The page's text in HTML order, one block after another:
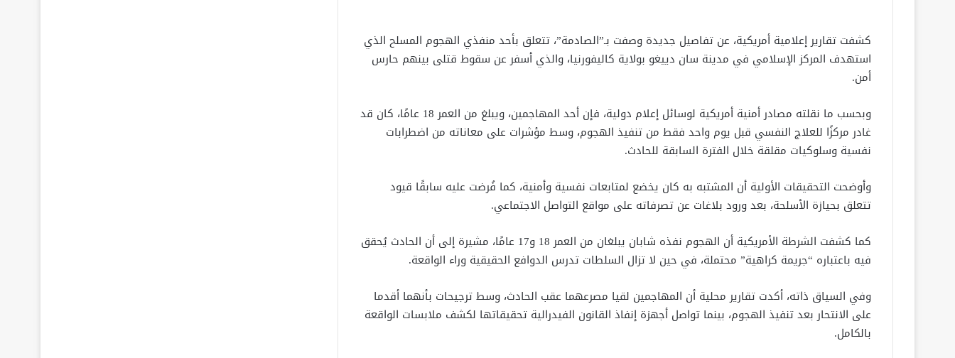
كشفت تقارير إعلامية أمريكية، عن تفاصيل جديدة وصفت بـ”الصادمة”، تتعلق بأحد منفذي الهجوم المسلح الذي
استهدف المركز الإسلامي في مدينة سان دييغو بولاية كاليفورنيا، والذي أسفر عن سقوط قتلى بينهم حارس
أمن.
وبحسب ما نقلته مصادر أمنية أمريكية لوسائل إعلام دولية، فإن أحد المهاجمين، ويبلغ من العمر 18 عامًا، كان قد
غادر مركزًا للعلاج النفسي قبل يوم واحد فقط من تنفيذ الهجوم، وسط مؤشرات على معاناته من اضطرابات
نفسية وسلوكيات مقلقة خلال الفترة السابقة للحادث.
وأوضحت التحقيقات الأولية أن المشتبه به كان يخضع لمتابعات نفسية وأمنية، كما فُرضت عليه سابقًا قيود
تتعلق بحيازة الأسلحة، بعد ورود بلاغات عن تصرفاته على مواقع التواصل الاجتماعي.
كما كشفت الشرطة الأمريكية أن الهجوم نفذه شابان يبلغان من العمر 18 و17 عامًا، مشيرة إلى أن الحادث يُحقق
فيه باعتباره “جريمة كراهية” محتملة، في حين لا تزال السلطات تدرس الدوافع الحقيقية وراء الواقعة.
وفي السياق ذاته، أكدت تقارير محلية أن المهاجمين لقيا مصرعهما عقب الحادث، وسط ترجيحات بأنهما أقدما
على الانتحار بعد تنفيذ الهجوم، بينما تواصل أجهزة إنفاذ القانون الفيدرالية تحقيقاتها لكشف ملابسات الواقعة
بالكامل.